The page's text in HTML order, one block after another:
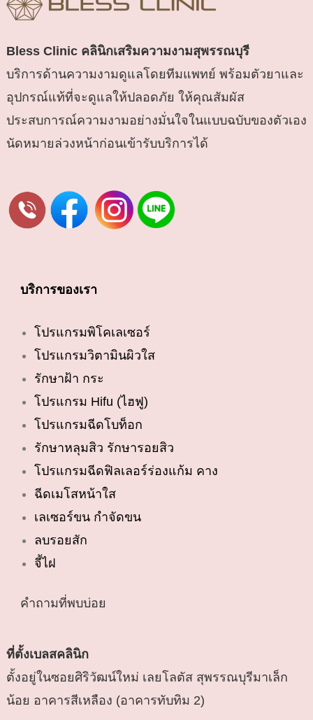
Bless Clinic คลินิกเสริมความงามสุพรรณบุรี
บริการด้านความงามดูแลโดยทีมแพทย์ พร้อมตัวยาและ
อุปกรณ์แท้ที่จะดูแลให้ปลอดภัย ให้คุณสัมผัส
ประสบการณ์ความงามอย่างมั่นใจในแบบฉบับของตัวเอง
นัดหมายล่วงหน้าก่อนเข้ารับบริการได้
บริการของเรา
โปรแกรมพิโคเลเซอร์
โปรแกรมวิตามินผิวใส
รักษาฝ้า กระ
โปรแกรม Hifu (ไฮฟู)
โปรแกรมฉีดโบท็อก
รักษาหลุมสิว รักษารอยสิว
โปรแกรมฉีดฟิลเลอร์ร่องแก้ม คาง
ฉีดเมโสหน้าใส
เลเซอร์ขน กำจัดขน
ลบรอยสัก
จี้ไฝ
คำถามที่พบบ่อย
ที่ตั้งเบลสคลินิก
ตั้งอยู่ในซอยศิริวัฒน์ใหม่ เลยโลตัส สุพรรณบุรีมาเล็ก
น้อย อาคารสีเหลือง (อาคารทับทิม 2)